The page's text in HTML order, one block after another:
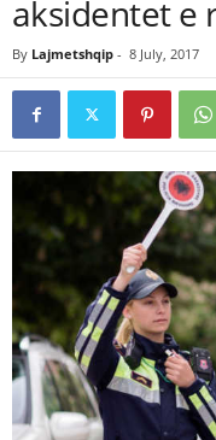
aksidentet e
By Lajmetshqip - 8 July, 2017